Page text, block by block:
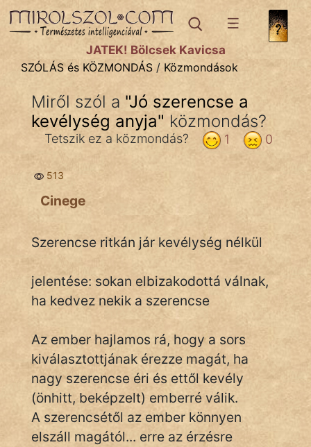
SZÓLÁS ÉS KÖZMONDÁStémák:
Bibliai
Közmondások
Szállóigék
Szóláscsoportok
Szólások
Tréfás
IRODALOM
SZÓLÁS
És
KÖZMONDÁS
JÁTÉK! Bölcsek Kavicsa
SZÓLÁS és KÖZMONDÁS / Közmondások
Miről szól a "Jó szerencse a
kevélység anyja" közmondás?
0
1
Tetszik ez a közmondás?
513
Cinege
Szerencse ritkán jár kevélység nélkül
jelentése: sokan elbizakodottá válnak,
ha kedvez nekik a szerencse
Az ember hajlamos rá, hogy a sors
kiválasztottjának érezze magát, ha
nagy szerencse éri és ettől kevély
(önhitt, beképzelt) emberré válik.
A szerencsétől az ember könnyen
elszáll magától... erre az érzésre